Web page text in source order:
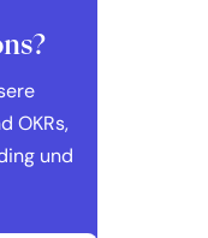
OKRs,
und